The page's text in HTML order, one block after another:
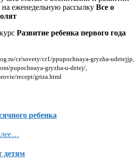
еженедельную рассылку Все о
Развитие ребенка первого года
cr/sovety/cr1/ppupochnaya-gryzha-udetejjp,
pupochnaya-gryzha-u-detej/,
recept/griza.html
ребенка
детям